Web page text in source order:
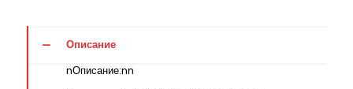
Описание
nОписание:nn